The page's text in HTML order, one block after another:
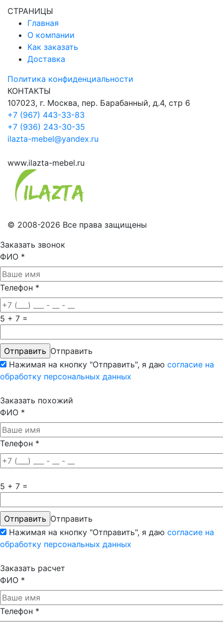
СТРАНИЦЫ
Главная
О компании
Как заказать
Доставка
Политика конфиденциальности
КОНТАКТЫ
107023, г. Москва, пер. Барабанный, д.4, стр 6
+7 (967) 443-33-83
+7 (936) 243-30-35
ilazta-mebel@yandex.ru
www.ilazta-mebel.ru
© 2008-2026 Все права защищены
Заказать звонок
ФИО *
Телефон *
5 + 7 =
Отправить
Нажимая на кнопку "Отправить", я даю согласие на
обработку персональных данных
Заказать похожий
ФИО *
Телефон *
5 + 7 =
Отправить
Нажимая на кнопку "Отправить", я даю согласие на
обработку персональных данных
Заказать расчет
ФИО *
Телефон *